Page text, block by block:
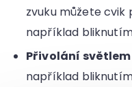
zvuku můžete
například
Přivolání světlem
například